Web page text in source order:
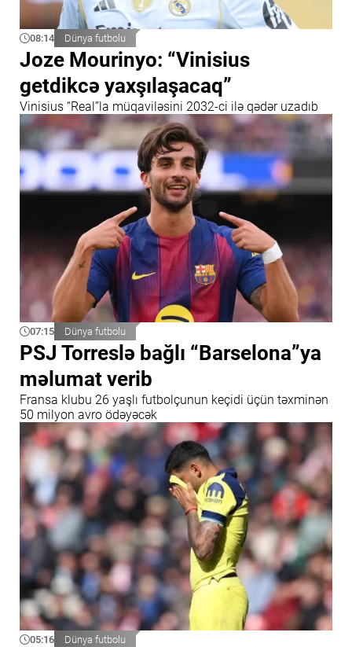
08:14 Dünya futbolu
Joze Mourinyo: “Vinisius
getdikcə yaxşılaşacaq”
Vinisius “Real”la müqaviləsini 2032-ci ilə qədər uzadıb
07:15 Dünya futbolu
PSJ Torreslə bağlı “Barselona”ya
məlumat verib
Fransa klubu 26 yaşlı futbolçunun keçidi üçün təxminən
50 milyon avro ödəyəcək
05:16 Dünya futbolu